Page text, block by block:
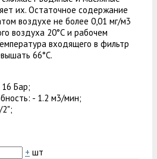
Бар;
- 1.2 м3/мин;
2";
+ шт